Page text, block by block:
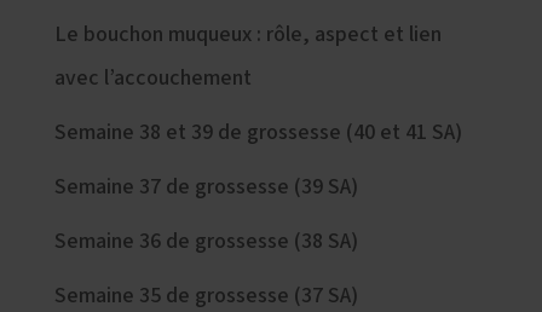
Le bouchon muqueux : rôle, aspect et lien
avec l’accouchement
Semaine 38 et 39 de grossesse (40 et 41 SA)
Semaine 37 de grossesse (39 SA)
Semaine 36 de grossesse (38 SA)
Semaine 35 de grossesse (37 SA)